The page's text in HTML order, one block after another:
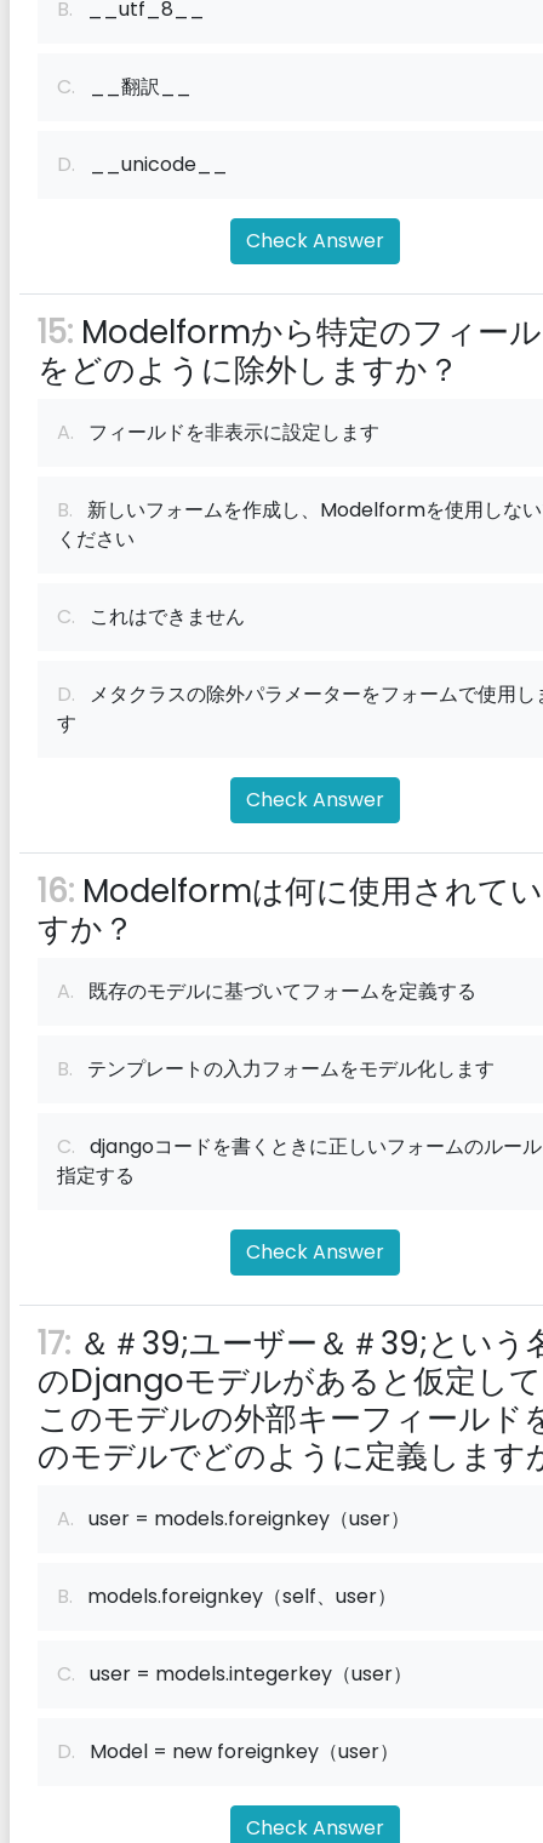
B. __utf_8__
C. __翻訳__
D. __unicode__
Check Answer
15: Modelformから特定のフィー
をどのように除外しますか？
A. フィールドを非表示に設定します
B. 新しいフォームを作成し、Modelformを使用しな
ください
C. これはできません
D. メタクラスの除外パラメーターをフォームで使用し
す
Check Answer
16: Modelformは何に使用されて
すか？
A. 既存のモデルに基づいてフォームを定義する
B. テンプレートの入力フォームをモデル化します
C. djangoコードを書くときに正しいフォームのルー
指定する
Check Answer
17: ＆＃39;ユーザー＆＃39;という
のDjangoモデルがあると仮定し
このモデルの外部キーフィールド
のモデルでどのように定義します
A. user = models.foreignkey（user）
B. models.foreignkey（self、user）
C. user = models.integerkey（user）
D. Model = new foreignkey（user）
Check Answer